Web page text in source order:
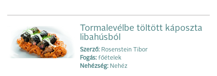
Tormalevélbe töltött káposzta
libahúsból
Szerző: Rosenstein Tibor
Fogás: főételek
Nehézség: Nehéz